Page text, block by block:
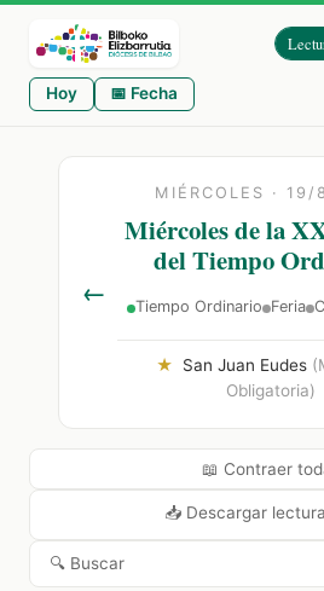
Hoy 📅 Fecha
←
MIÉRCOLES ·
Miércoles de la
del Tiempo
Tiempo Ordinario Feria
★ San Juan Eudes
Obligatoria)
📖 Contraer
📥 Descargar
🔍 Buscar